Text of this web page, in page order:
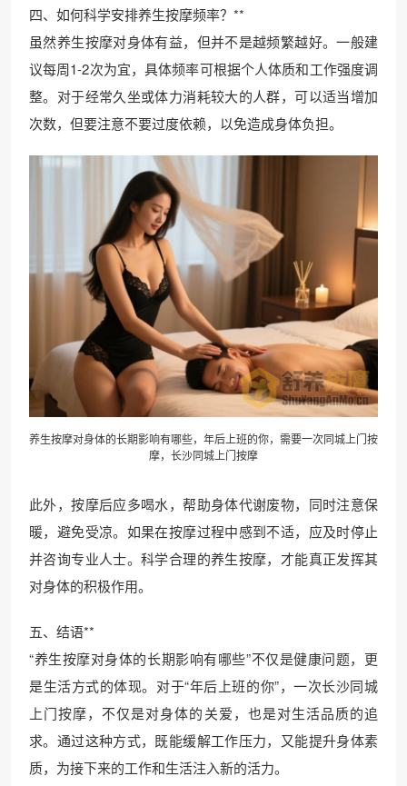
四、如何科学安排养生按摩频率？**
虽然养生按摩对身体有益，但并不是越频繁越好。一般建
议每周1-2次为宜，具体频率可根据个人体质和工作强度调
整。对于经常久坐或体力消耗较大的人群，可以适当增加
次数，但要注意不要过度依赖，以免造成身体负担。
养生按摩对身体的长期影响有哪些，年后上班的你，需要一次同城上门按
摩，长沙同城上门按摩
此外，按摩后应多喝水，帮助身体代谢废物，同时注意保
暖，避免受凉。如果在按摩过程中感到不适，应及时停止
并咨询专业人士。科学合理的养生按摩，才能真正发挥其
对身体的积极作用。
五、结语**
“养生按摩对身体的长期影响有哪些”不仅是健康问题，更
是生活方式的体现。对于“年后上班的你”，一次长沙同城
上门按摩，不仅是对身体的关爱，也是对生活品质的追
求。通过这种方式，既能缓解工作压力，又能提升身体素
质，为接下来的工作和生活注入新的活力。